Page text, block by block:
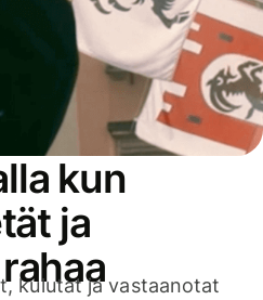
kun
ja
kulutat ja vastaanotat